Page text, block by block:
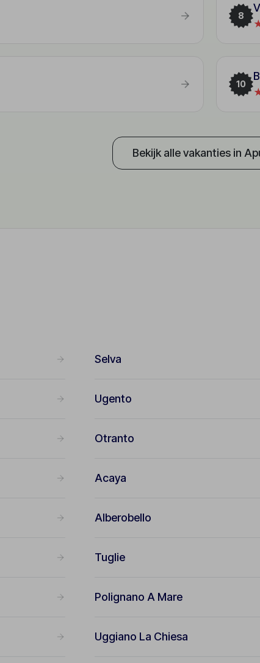
8
10
Bekijk alle vakanties in
Selva
Ugento
Otranto
Acaya
Alberobello
Tuglie
Polignano A Mare
Uggiano La Chiesa